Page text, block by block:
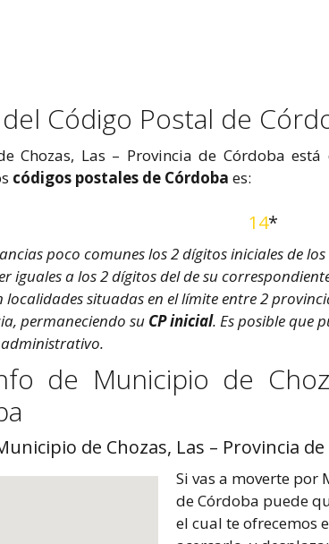
Código Postal de
Chozas, Las – Provincia de Córdoba
códigos postales de Córdoba es:
14*
poco comunes los 2 dígitos iniciales de los
iguales a los 2 dígitos del de su
localidades situadas en el límite entre 2
permaneciendo su CP inicial. Es posible que
de Municipio de
de Chozas, Las – Provincia
Si vas a moverte por
de Córdoba puede
el cual te ofrecemos